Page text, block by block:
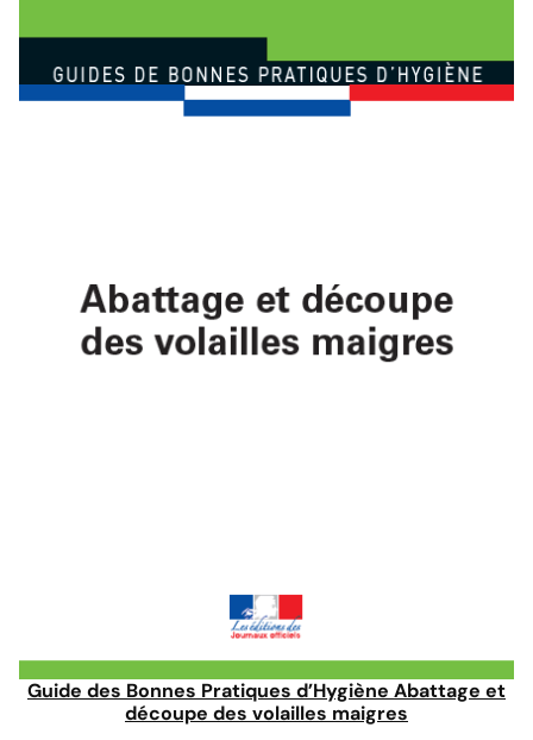
Guide des Bonnes Pratiques d’Hygiène Abattage et
découpe des volailles maigres